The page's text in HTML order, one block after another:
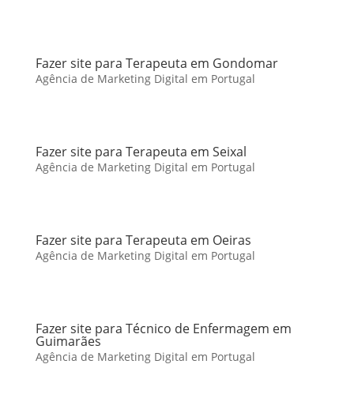
Fazer site para Terapeuta em Gondomar
Agência de Marketing Digital em Portugal
Fazer site para Terapeuta em Seixal
Agência de Marketing Digital em Portugal
Fazer site para Terapeuta em Oeiras
Agência de Marketing Digital em Portugal
Fazer site para Técnico de Enfermagem em
Guimarães
Agência de Marketing Digital em Portugal